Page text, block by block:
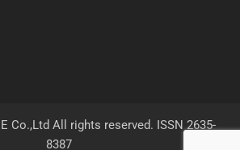
Co.,Ltd All rights reserved. ISSN 2635-
8387